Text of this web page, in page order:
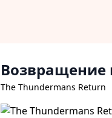
Возвращение
The Thundermans Return